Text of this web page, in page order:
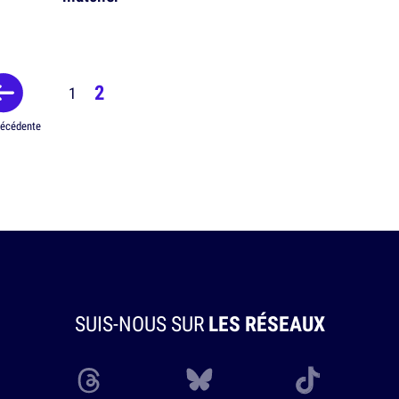
1 2
SUIS-NOUS SURLES RÉSEAUX